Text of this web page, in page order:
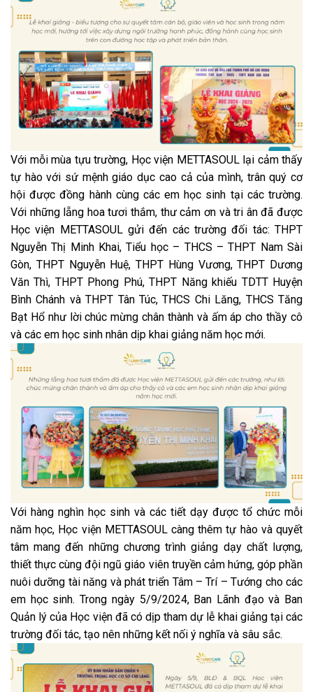
Với mỗi mùa tựu trường, Học viện METTASOUL lại cảm thấy
tự hào với sứ mệnh giáo dục cao cả của mình, trân quý cơ
hội được đồng hành cùng các em học sinh tại các trường.
Với những lẵng hoa tươi thắm, thư cảm ơn và tri ân đã được
Học viện METTASOUL gửi đến các trường đối tác: THPT
Nguyễn Thị Minh Khai, Tiểu học – THCS – THPT Nam Sài
Gòn, THPT Nguyễn Huệ, THPT Hùng Vương, THPT Dương
Văn Thì, THPT Phong Phú, THPT Năng khiếu TDTT Huyện
Bình Chánh và THPT Tân Túc, THCS Chi Lăng, THCS Tăng
Bạt Hổ như lời chúc mừng chân thành và ấm áp cho thầy cô
và các em học sinh nhân dịp khai giảng năm học mới.
Với hàng nghìn học sinh và các tiết dạy được tổ chức mỗi
năm học, Học viện METTASOUL càng thêm tự hào và quyết
tâm mang đến những chương trình giảng dạy chất lượng,
thiết thực cùng đội ngũ giáo viên truyền cảm hứng, góp phần
nuôi dưỡng tài năng và phát triển Tâm – Trí – Tướng cho các
em học sinh. Trong ngày 5/9/2024, Ban Lãnh đạo và Ban
Quản lý của Học viện đã có dịp tham dự lễ khai giảng tại các
trường đối tác, tạo nên những kết nối ý nghĩa và sâu sắc.